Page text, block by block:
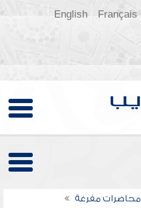
Français
English
محاضرات مفرغة